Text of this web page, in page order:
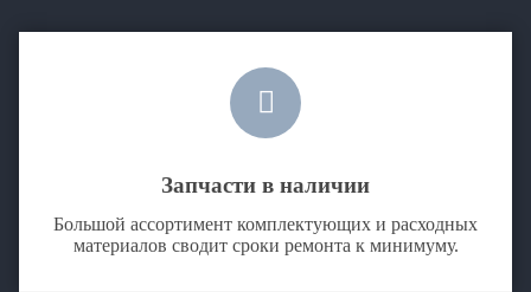
Запчасти в наличии
Большой ассортимент комплектующих и расходных
материалов сводит сроки ремонта к минимуму.